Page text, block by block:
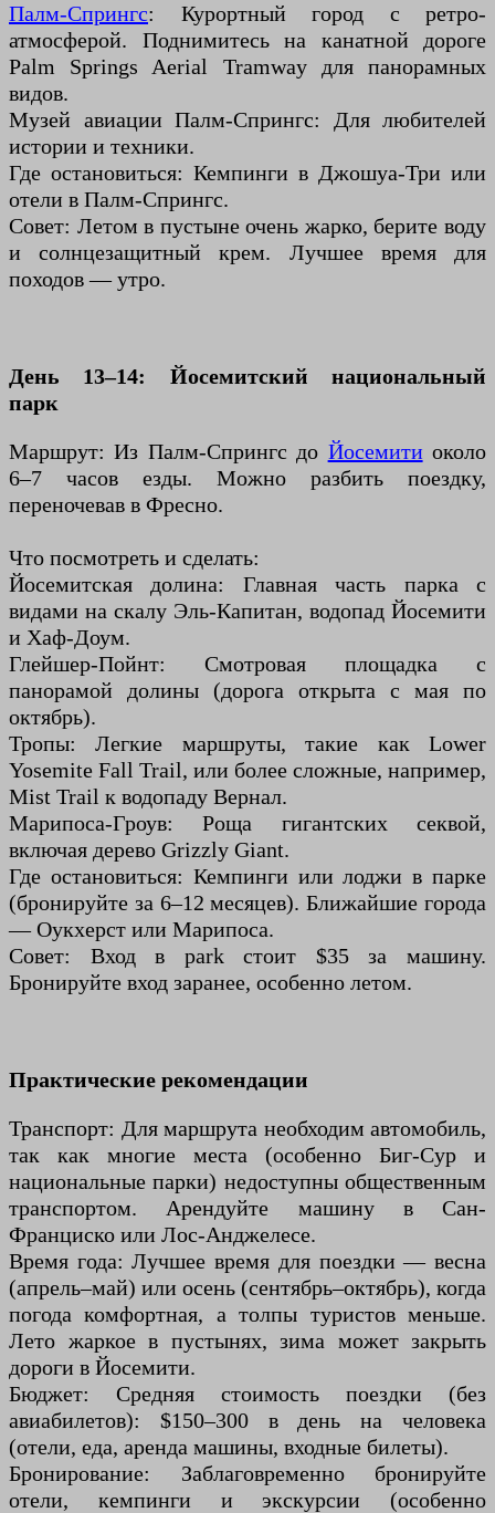
Палм-Спрингс: Курортный город с ретро-
атмосферой. Поднимитесь на канатной дороге
Palm Springs Aerial Tramway для панорамных
видов.
Музей авиации Палм-Спрингс: Для любителей
истории и техники.
Где остановиться: Кемпинги в Джошуа-Три или
отели в Палм-Спрингс.
Совет: Летом в пустыне очень жарко, берите воду
и солнцезащитный крем. Лучшее время для
походов — утро.
День 13–14: Йосемитский национальный
парк
Маршрут: Из Палм-Спрингс до Йосемити около
6–7 часов езды. Можно разбить поездку,
переночевав в Фресно.
Что посмотреть и сделать:
Йосемитская долина: Главная часть парка с
видами на скалу Эль-Капитан, водопад Йосемити
и Хаф-Доум.
Глейшер-Пойнт: Смотровая площадка с
панорамой долины (дорога открыта с мая по
октябрь).
Тропы: Легкие маршруты, такие как Lower
Yosemite Fall Trail, или более сложные, например,
Mist Trail к водопаду Вернал.
Марипоса-Гроув: Роща гигантских секвой,
включая дерево Grizzly Giant.
Где остановиться: Кемпинги или лоджи в парке
(бронируйте за 6–12 месяцев). Ближайшие города
— Оукхерст или Марипоса.
Совет: Вход в park стоит $35 за машину.
Бронируйте вход заранее, особенно летом.
Практические рекомендации
Транспорт: Для маршрута необходим автомобиль,
так как многие места (особенно Биг-Сур и
национальные парки) недоступны общественным
транспортом. Арендуйте машину в Сан-
Франциско или Лос-Анджелесе.
Время года: Лучшее время для поездки — весна
(апрель–май) или осень (сентябрь–октябрь), когда
погода комфортная, а толпы туристов меньше.
Лето жаркое в пустынях, зима может закрыть
дороги в Йосемити.
Бюджет: Средняя стоимость поездки (без
авиабилетов): $150–300 в день на человека
(отели, еда, аренда машины, входные билеты).
Бронирование: Заблаговременно бронируйте
отели, кемпинги и экскурсии (особенно